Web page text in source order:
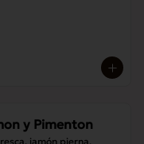
y Pimenton
jamón pierna,